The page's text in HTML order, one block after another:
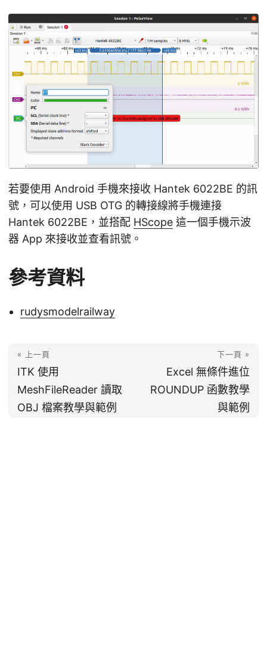
若要使用 Android 手機來接收 Hantek 6022BE 的訊
號，可以使用 USB OTG 的轉接線將手機連接
Hantek 6022BE，並搭配 HScope 這一個手機示波
器 App 來接收並查看訊號。
參考資料
rudysmodelrailway
« 上一頁
ITK 使用
MeshFileReader 讀取
OBJ 檔案教學與範例
下一頁 »
Excel 無條件進位
ROUNDUP 函數教學
與範例